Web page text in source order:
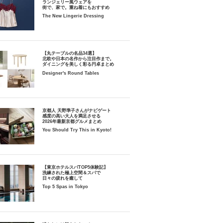
ランジェリー風ウェアを
街で、家で。重ね着にもおすすめ
The New Lingerie Dressing
【丸テーブルの名品34選】
北欧や日本の名作から注目作まで。
ダイニングを美しく彩る円卓まとめ
Designer's Round Tables
京都人 天野準子さんがナビゲート
感度の高い大人を満足させる
2026年最新京都グルメまとめ
You Should Try This in Kyoto!
【東京ホテルスパTOP5体験記】
洗練された極上空間＆スパで
日々の疲れを癒して
Top 5 Spas in Tokyo